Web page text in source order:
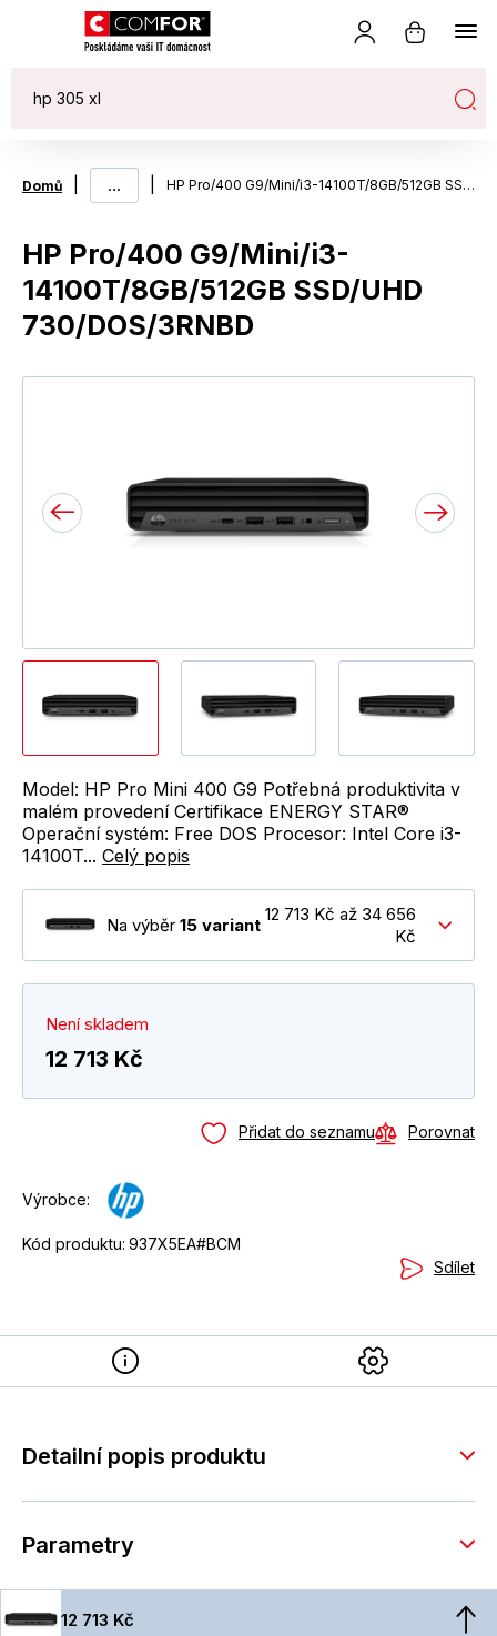
Domů ... HP Pro/400 G9/Mini/i3-14100T/8GB/512GB SSD/UHD 730/DOS/3RNBD
HP Pro/400 G9/Mini/i3-
14100T/8GB/512GB SSD/UHD
730/DOS/3RNBD
Model: HP Pro Mini 400 G9 Potřebná produktivita v
malém provedení Certifikace ENERGY STAR®
Operační systém: Free DOS Procesor: Intel Core i3-
14100T... Celý popis
Na výběr 15 variant
12 713 Kč až 34 656
Kč
Není skladem
12 713 Kč
Přidat do seznamu Porovnat
Výrobce:
Kód produktu: 937X5EA#BCM
Sdílet
Detailní popis produktu
Parametry
12 713 Kč